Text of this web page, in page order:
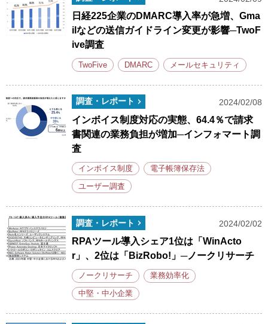
日経225企業のDMARC導入率が急増、Gma
ilなどの送信ガイドライン変更が影響─TwoF
ive調査
TwoFive DMARC メールセキュリティ
調査・レポート 2024/02/08
インボイス制度対応の実態、64.4％で請求
書関連の業務負担が増加─インフォマート調
査
インボイス制度 電子帳簿保存法
ユーザー調査
調査・レポート 2024/02/02
RPAツール導入シェア1位は「WinActo
r」、2位は「BizRobo!」─ノークリサーチ
ノークリサーチ 業務効率化
中堅・中小企業